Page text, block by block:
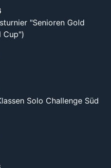
"Senioren Gold
Cup")
Solo Challenge Süd